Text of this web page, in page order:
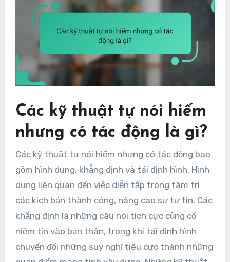
Các kỹ thuật tự nói hiếm
nhưng có tác động là gì?
Các kỹ thuật tự nói hiếm nhưng có tác động bao
gồm hình dung, khẳng định và tái định hình. Hình
dung liên quan đến việc diễn tập trong tâm trí
các kịch bản thành công, nâng cao sự tự tin. Các
khẳng định là những câu nói tích cực củng cố
niềm tin vào bản thân, trong khi tái định hình
chuyển đổi những suy nghĩ tiêu cực thành những